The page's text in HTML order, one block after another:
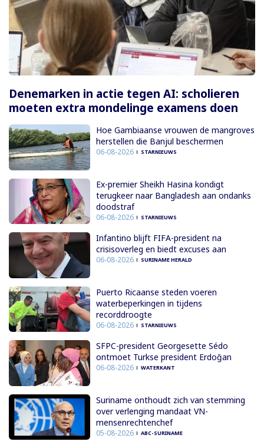
Denemarken in actie tegen AI: scholieren
moeten extra mondelinge examens doen
Hoe Gambiaanse vrouwen de mangroves
herstellen die Banjul beschermen
06-08-2026 STARNIEUWS
Ex-premier Sheikh Hasina kondigt
terugkeer naar Bangladesh aan ondanks
doodstraf
06-08-2026 STARNIEUWS
Infantino blijft FIFA-president na
crisisoverleg en biedt excuses aan
06-08-2026 SURINAME HERALD
Puerto Ricaanse steden voeren
waterbeperkingen in tijdens
recorddroogte
06-08-2026 STARNIEUWS
SFPC-president Georgesette Sédo
ontmoet Turkse president Erdoğan
06-08-2026 WATERKANT
Suriname onthoudt zich van stemming
over verlenging mandaat VN-
mensenrechtenchef
05-08-2026 ABC-SURINAME